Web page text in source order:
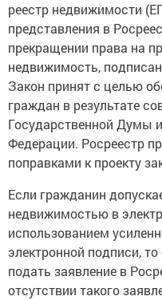
реестр недвижимости
представления в
прекращении права на
недвижимость,
Закон принят с целью
граждан в результате
Государственной Думы
Федерации. Росреестр
поправками к проекту
Если гражданин
недвижимостью в
использованием
электронной подписи,
подать заявление в
отсутствии такого